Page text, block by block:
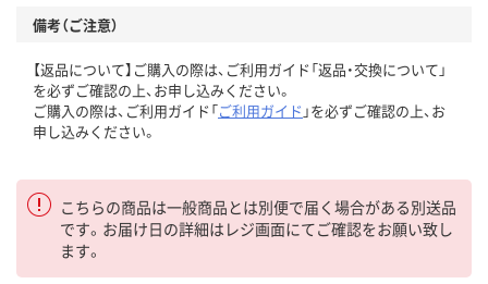
備考（ご注意）
【返品について】ご購入の際は、ご利用ガイド「返品・交換について」
を必ずご確認の上、お申し込みください。
ご購入の際は、ご利用ガイド「ご利用ガイド 」を必ずご確認の上、お
申し込みください。
こちらの商品は一般商品とは別便で届く場合がある別送品
です。お届け日の詳細はレジ画面にてご確認をお願い致し
ます。